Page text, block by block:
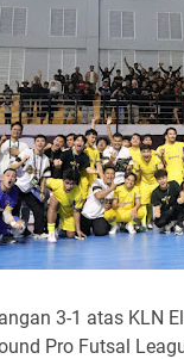
3-1 atas KLN
Pro Futsal